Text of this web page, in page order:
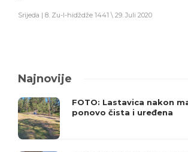
Srijeda | 8. Zu-l-hidždže 1441 \ 29. Juli 2020
Najnovije
FOTO: Lastavica nakon
ponovo čista i uređena